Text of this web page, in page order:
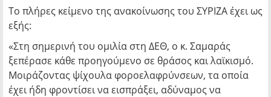
Το πλήρες κείμενο της ανακοίνωσης του ΣΥΡΙΖΑ έχει ως
εξής:
«Στη σημερινή του ομιλία στη ΔΕΘ, ο κ. Σαμαράς
ξεπέρασε κάθε προηγούμενο σε θράσος και λαϊκισμό.
Μοιράζοντας ψίχουλα φοροελαφρύνσεων, τα οποία
έχει ήδη φροντίσει να εισπράξει, αδύναμος να